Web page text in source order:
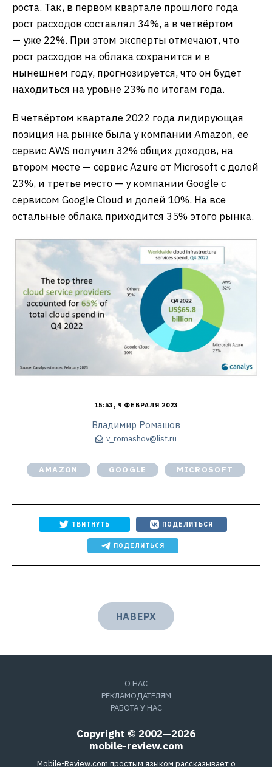
роста. Так, в первом квартале прошлого года
рост расходов составлял 34%, а в четвёртом
— уже 22%. При этом эксперты отмечают, что
рост расходов на облака сохранится и в
нынешнем году, прогнозируется, что он будет
находиться на уровне 23% по итогам года.
В четвёртом квартале 2022 года лидирующая
позиция на рынке была у компании Amazon, её
сервис AWS получил 32% общих доходов, на
втором месте — сервис Azure от Microsoft с долей
23%, и третье место — у компании Google с
сервисом Google Cloud и долей 10%. На все
остальные облака приходится 35% этого рынка.
15:53, 9 ФЕВРАЛЯ 2023
Владимир Ромашов
v_romashov@list.ru
AMAZON GOOGLE MICROSOFT
ТВИТНУТЬ ПОДЕЛИТЬСЯ
ПОДЕЛИТЬСЯ
НАВЕРХ
О НАС
РЕКЛАМОДАТЕЛЯМ
РАБОТА У НАС
Copyright © 2002—2026
mobile-review.com
Mobile-Review.com простым языком рассказывает о